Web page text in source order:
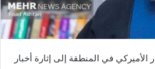
الأميركي في المنطقة إلى إثارة أخبار